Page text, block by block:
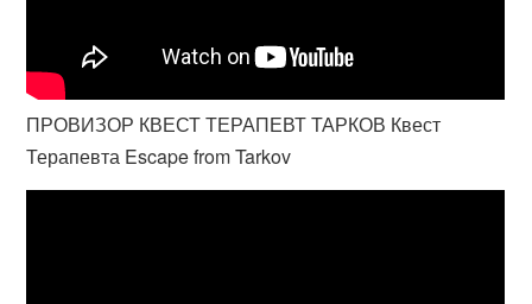
ПРОВИЗОР КВЕСТ ТЕРАПЕВТ ТАРКОВ Квест
Терапевта Escape from Tarkov